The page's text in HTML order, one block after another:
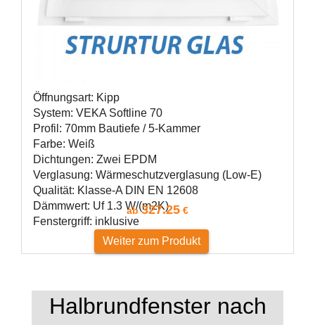
Öffnungsart: Kipp
System: VEKA Softline 70
Profil: 70mm Bautiefe / 5-Kammer
Farbe: Weiß
Dichtungen: Zwei EPDM
Verglasung: Wärmeschutzverglasung (Low-E)
Qualität: Klasse-A DIN EN 12608
Dämmwert: Uf 1.3 W/(m2K)
Fenstergriff: inklusive
ab327.25 €
Weiter zum Produkt
Halbrundfenster nach